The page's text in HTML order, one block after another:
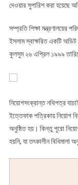
দেওয়ার সুপারিশ করা হয়েছে
সম্প্রতি শিক্ষা মন্ত্রণালয়ের
ইসলাম স্বাক্ষরিত একটি
কুলসুম ২৬ এপ্রিল ১৯৯৯
নিয়োগসংক্রান্ত নথিপত্র
ইত্তেফাক পত্রিকায় নিয়োগ
অনুষ্ঠিত হয়। কিন্তু পুরো
হয়নি, যা তৎকালীন বিধিমালা